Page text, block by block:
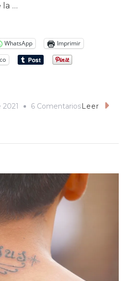
la …
WhatsApp
Imprimir
6 ComentariosEn
Leer